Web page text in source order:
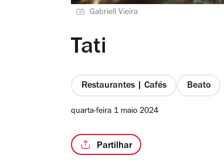
Gabriell Vieira
Tati
Restaurantes | Cafés Beato
quarta-feira 1 maio 2024
Partilhar